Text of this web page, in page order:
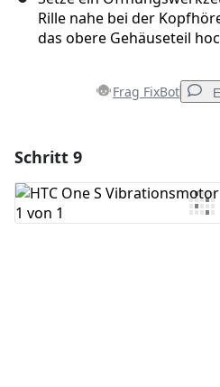
Rille nahe bei der
das obere Gehäuseteil
Frag FixBot
Kommentar hinzufügen
Schritt 9